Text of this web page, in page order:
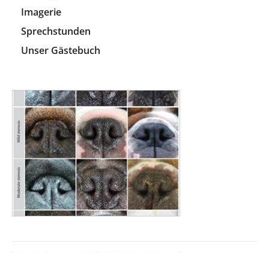
Imagerie
Sprechstunden
Unser Gästebuch